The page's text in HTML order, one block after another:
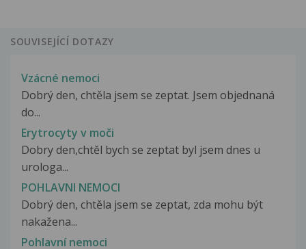
SOUVISEJÍCÍ DOTAZY
Vzácné nemoci
Dobrý den, chtěla jsem se zeptat. Jsem objednaná
do...
Erytrocyty v moči
Dobry den,chtěl bych se zeptat byl jsem dnes u
urologa...
POHLAVNI NEMOCI
Dobrý den, chtěla jsem se zeptat, zda mohu být
nakažena...
Pohlavní nemoci